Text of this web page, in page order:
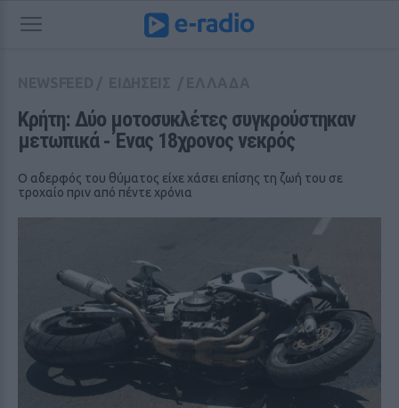
Κρήτη: Δύο μοτοσυκλέτες συγκρούστηκαν
μετωπικά ‑ Ένας 18χρονος νεκρός
Ο αδερφός του θύματος είχε χάσει επίσης τη ζωή του σε
τροχαίο πριν από πέντε χρόνια